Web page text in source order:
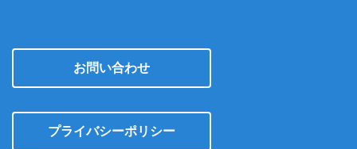
お問い合わせ
プライバシーポリシー